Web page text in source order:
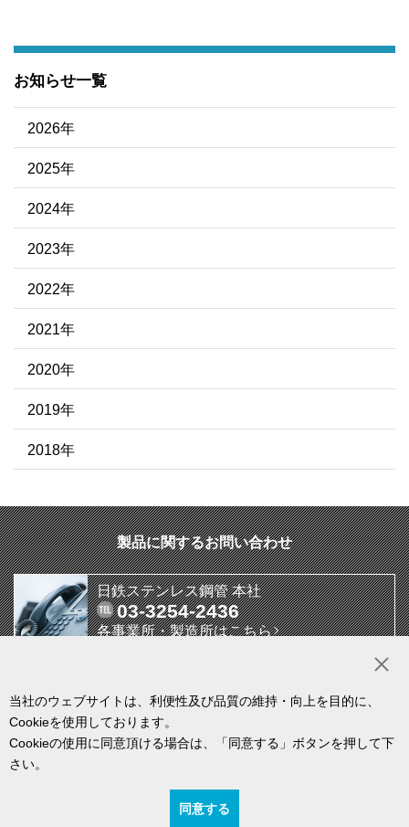
お知らせ一覧
2026年
2025年
2024年
2023年
2022年
2021年
2020年
2019年
2018年
製品に関するお問い合わせ
日鉄ステンレス鋼管 本社
03-3254-2436
各事業所・製造所はこちら
お問い合わせフォームはこちら
利用規約
当社のウェブサイトは、利便性及び品質の維持・向上を目的に、
Cookieを使用しております。
Cookieの使用に同意頂ける場合は、「同意する」ボタンを押して下
さい。
同意する